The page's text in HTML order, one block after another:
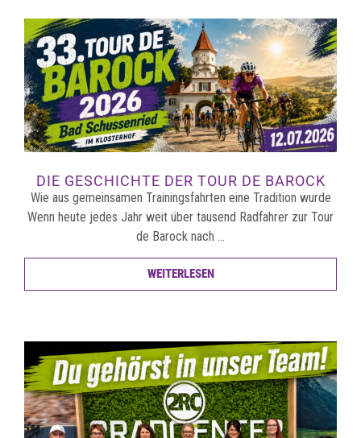
DIE GESCHICHTE DER TOUR DE BAROCK
Wie aus gemeinsamen Trainingsfahrten eine Tradition wurde
Wenn heute jedes Jahr weit über tausend Radfahrer zur Tour
de Barock nach …
WEITERLESEN